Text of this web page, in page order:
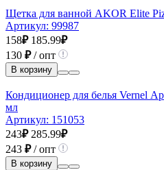
Щетка для ванной AKOR Elite
Артикул: 99987
158₽ 185.99₽
130 ₽/ опт
В корзину
Кондиционер для белья Vernel
мл
Артикул: 151053
243₽ 285.99₽
243 ₽/ опт
В корзину